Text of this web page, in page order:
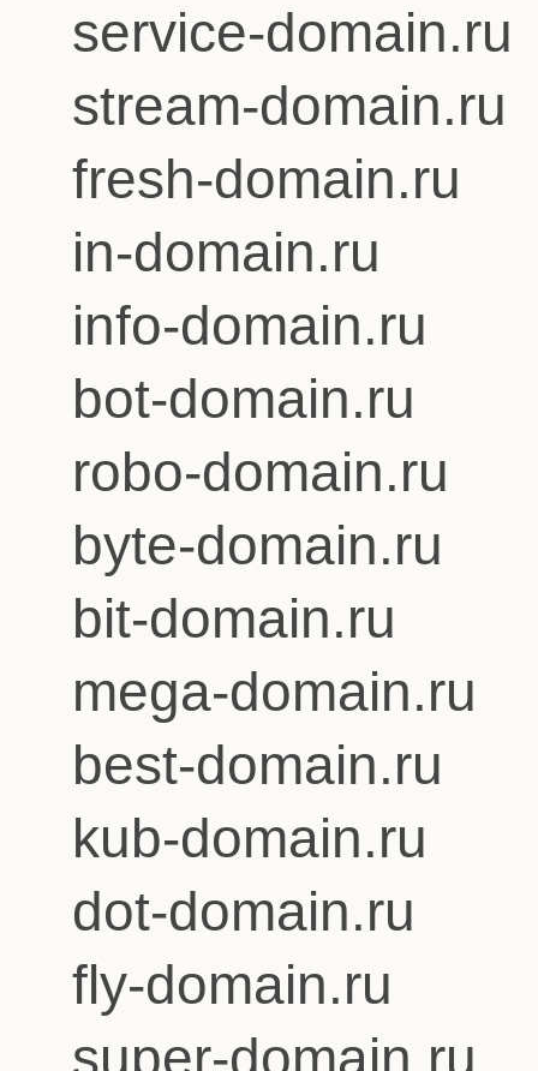
service-domain.ru
stream-domain.ru
fresh-domain.ru
in-domain.ru
info-domain.ru
bot-domain.ru
robo-domain.ru
byte-domain.ru
bit-domain.ru
mega-domain.ru
best-domain.ru
kub-domain.ru
dot-domain.ru
fly-domain.ru
super-domain.ru